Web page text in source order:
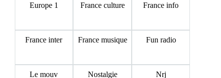
Europe 1 France culture France info
France inter France musique Fun radio
Le mouv Nostalgie Nrj